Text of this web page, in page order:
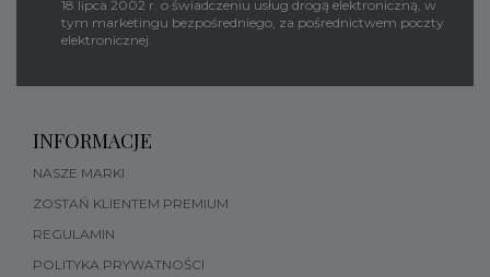
18 lipca 2002 r. o świadczeniu usług drogą elektroniczną, w
tym marketingu bezpośredniego, za pośrednictwem poczty
elektronicznej.
INFORMACJE
NASZE MARKI
ZOSTAŃ KLIENTEM PREMIUM
REGULAMIN
POLITYKA PRYWATNOŚCI